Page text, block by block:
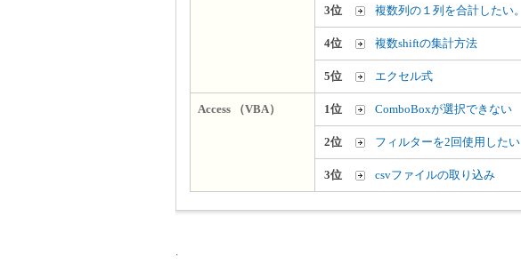
3位 複数列の１列を合計したい。
4位 複数shiftの集計方法
5位 エクセル式
Access （VBA） 1位 ComboBoxが選択できない
2位 フィルターを2回使用したい
3位 csvファイルの取り込み